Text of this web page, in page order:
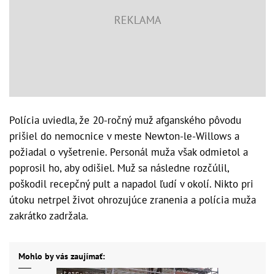
Polícia uviedla, že 20-ročný muž afganského pôvodu
prišiel do nemocnice v meste Newton-le-Willows a
požiadal o vyšetrenie. Personál muža však odmietol a
poprosil ho, aby odišiel. Muž sa následne rozčúlil,
poškodil recepčný pult a napadol ľudí v okolí. Nikto pri
útoku netrpel život ohrozujúce zranenia a polícia muža
zakrátko zadržala.
Mohlo by vás zaujímať: